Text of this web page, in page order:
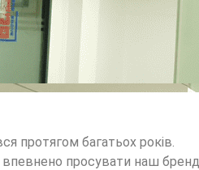
протягом багатьох років.
просувати наш бренд